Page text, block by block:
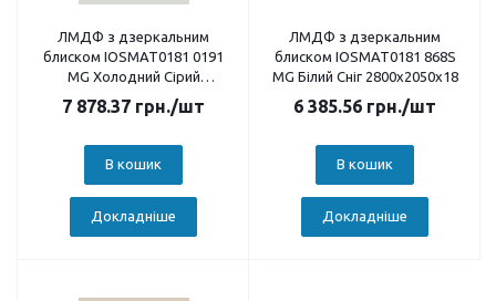
ЛМДФ з дзеркальним
блиском IOSMAT0181 0191
MG Холодний Сірий
2800х2050х18
7 878.37 грн./шт
В кошик
Докладніше
ЛМДФ з дзеркальним
блиском IOSMAT0181 868S
MG Білий Сніг 2800х2050х18
6 385.56 грн./шт
В кошик
Докладніше